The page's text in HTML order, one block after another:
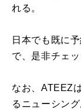
れる。
日本でも既に
で、是非チェッ
なお、ATEEZ
るニューシン